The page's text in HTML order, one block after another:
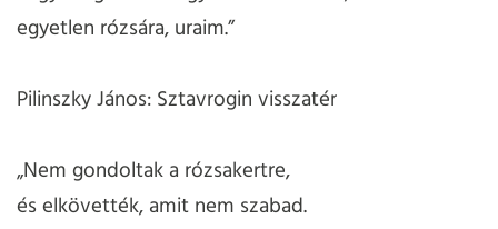
egyetlen rózsára, uraim.”
Pilinszky János: Sztavrogin visszatér
„Nem gondoltak a rózsakertre,
és elkövették, amit nem szabad.